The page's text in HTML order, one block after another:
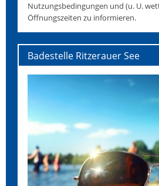
Nutzungsbedingungen und (u. U.
Öffnungszeiten zu informieren.
Badestelle Ritzerauer See